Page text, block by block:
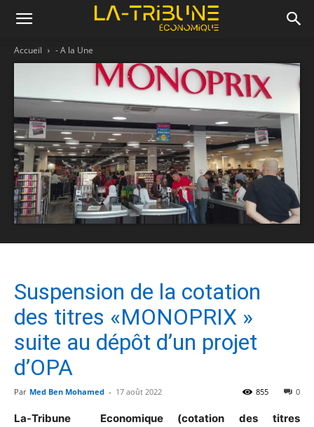
Accueil - A la Une
Suspension de la cotation
des titres «MONOPRIX »
suite au dépôt d’un projet
d’OPA
Par Med Ben Mohamed - 17 août 2022 0
855
La-Tribune Economique (cotation des titres